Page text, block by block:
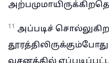
11 அப்படிச்